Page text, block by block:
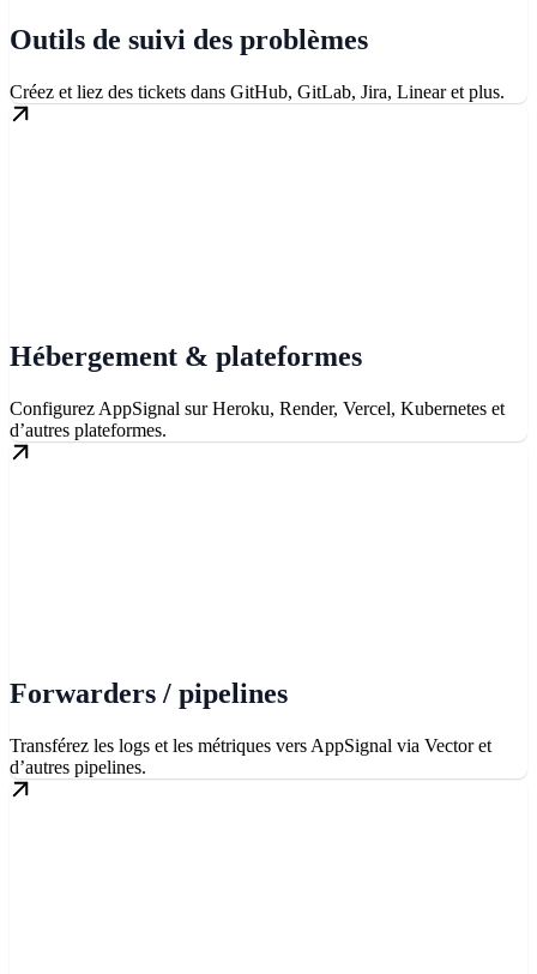
Outils de suivi des problèmes
Créez et liez des tickets dans GitHub, GitLab, Jira, Linear et plus.
Hébergement & plateformes
Configurez AppSignal sur Heroku, Render, Vercel, Kubernetes et
d’autres plateformes.
Forwarders / pipelines
Transférez les logs et les métriques vers AppSignal via Vector et
d’autres pipelines.